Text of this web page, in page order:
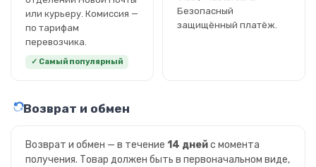
или курьеру. Комиссия —
по тарифам
перевозчика.
✓ Самый популярный
Безопасный
защищённый платёж.
Возврат и обмен
Возврат и обмен — в течение 14 днейс момента
получения. Товар должен быть в первоначальном виде,